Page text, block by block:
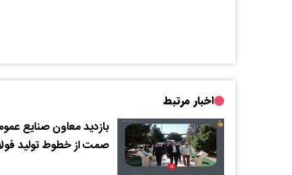
اخبار مرتبط
بازدید معاون صنایع
صمت از خطوط تولید